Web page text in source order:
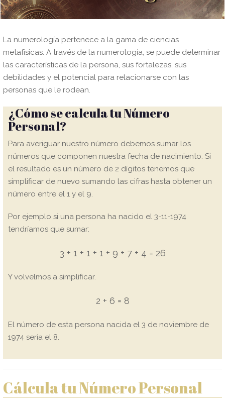
La numerología pertenece a la gama de ciencias
metafísicas. A través de la numerología, se puede determinar
las características de la persona, sus fortalezas, sus
debilidades y el potencial para relacionarse con las
personas que le rodean.
¿Cómo se calcula tu Número
Personal?
Para averiguar nuestro número debemos sumar los
números que componen nuestra fecha de nacimiento. Si
el resultado es un número de 2 dígitos tenemos que
simplificar de nuevo sumando las cifras hasta obtener un
número entre el 1 y el 9.
Por ejemplo si una persona ha nacido el 3-11-1974
tendríamos que sumar:
3 + 1 + 1 + 1 + 9 + 7 + 4 = 26
Y volvelmos a simplificar.
2 + 6 = 8
El número de esta persona nacida el 3 de noviembre de
1974 sería el 8.
Cálcula tu Número Personal